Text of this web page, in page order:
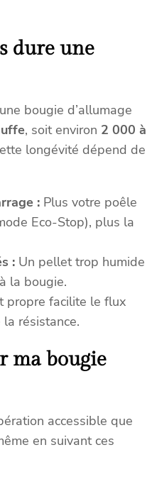
dure une
bougie d’allumage
, soit environ 2 000 à
longévité dépend de
: Plus votre poêle
Eco-Stop), plus la
: Un pellet trop humide
la bougie.
propre facilite le flux
résistance.
ma bougie
accessible que
en suivant ces